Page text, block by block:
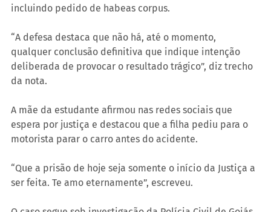
incluindo pedido de habeas corpus.
“A defesa destaca que não há, até o momento,
qualquer conclusão definitiva que indique intenção
deliberada de provocar o resultado trágico”, diz trecho
da nota.
A mãe da estudante afirmou nas redes sociais que
espera por justiça e destacou que a filha pediu para o
motorista parar o carro antes do acidente.
“Que a prisão de hoje seja somente o início da Justiça a
ser feita. Te amo eternamente”, escreveu.